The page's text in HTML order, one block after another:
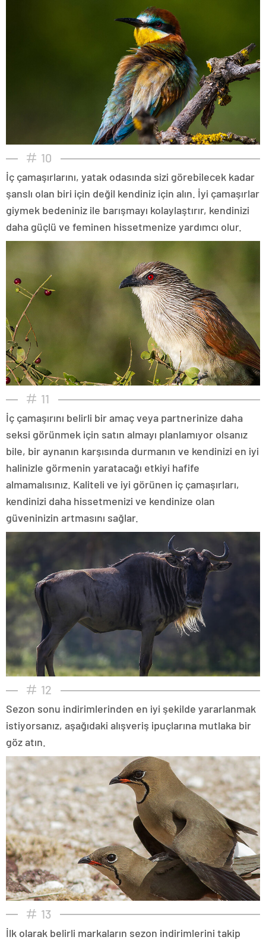
10
İç çamaşırlarını, yatak odasında sizi görebilecek kadar
şanslı olan biri için değil kendiniz için alın. İyi çamaşırlar
giymek bedeniniz ile barışmayı kolaylaştırır, kendinizi
daha güçlü ve feminen hissetmenize yardımcı olur.
11
İç çamaşırını belirli bir amaç veya partnerinize daha
seksi görünmek için satın almayı planlamıyor olsanız
bile, bir aynanın karşısında durmanın ve kendinizi en iyi
halinizle görmenin yaratacağı etkiyi hafife
almamalısınız. Kaliteli ve iyi görünen iç çamaşırları,
kendinizi daha hissetmenizi ve kendinize olan
güveninizin artmasını sağlar.
12
Sezon sonu indirimlerinden en iyi şekilde yararlanmak
istiyorsanız, aşağıdaki alışveriş ipuçlarına mutlaka bir
göz atın.
13
İlk olarak belirli markaların sezon indirimlerini takip